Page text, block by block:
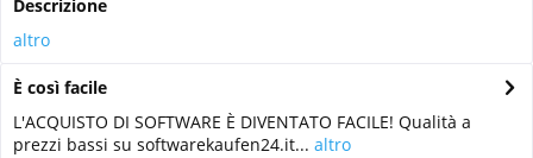
Descrizione
altro
È così facile
L'ACQUISTO DI SOFTWARE È DIVENTATO FACILE! Qualità a
prezzi bassi su softwarekaufen24.it... altro